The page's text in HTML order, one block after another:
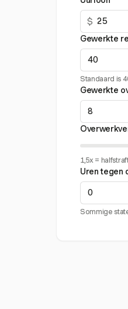
$
Gewerkte
Standaard is
Gewerkte
1,5x =
Uren tegen
Sommige